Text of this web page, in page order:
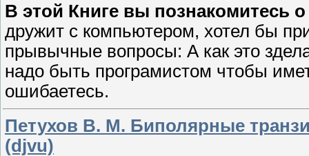
В этой Книге вы познакомитесь
дружит с компьютером, хотел бы
прывычные вопросы: А как это
надо быть програмистом чтобы
ошибаетесь.
Петухов В. М. Биполярные
(djvu)